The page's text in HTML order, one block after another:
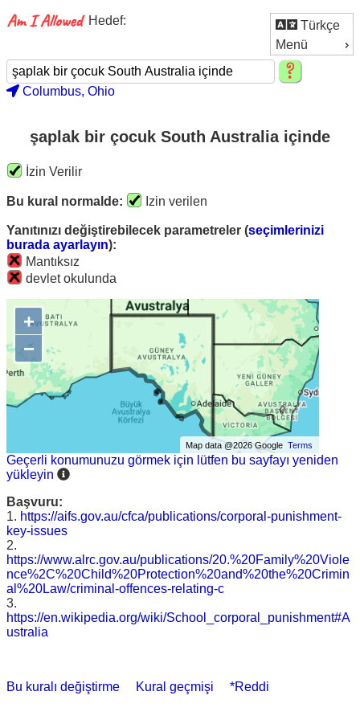
Türkçe
Menü
Hedef:
Columbus, Ohio
şaplak bir çocuk South Australia içinde
İzin Verilir
Bu kural normalde: Izin verilen
Yanıtınızı değiştirebilecek parametreler (seçimlerinizi
burada ayarlayın):
Mantıksız
devlet okulunda
+
−
Map data @2026 GoogleTerms
Geçerli konumunuzu görmek için lütfen bu sayfayı yeniden
yükleyin
Başvuru:
1. https://aifs.gov.au/cfca/publications/corporal-punishment-
key-issues
2.
https://www.alrc.gov.au/publications/20.%20Family%20Viole
nce%2C%20Child%20Protection%20and%20the%20Crimin
al%20Law/criminal-offences-relating-c
3.
https://en.wikipedia.org/wiki/School_corporal_punishment#A
ustralia
Bu kuralı değiştirme Kural geçmişi *Reddi